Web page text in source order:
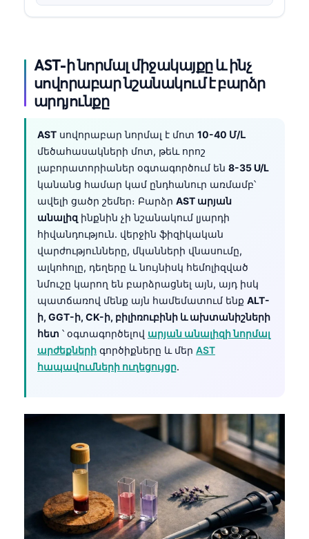
AST-ի նորմալ միջակայքը և ինչ
սովորաբար նշանակում է բարձր
արդյունքը
AST սովորաբար նորմալ է մոտ 10-40 Մ/Լ
մեծահասակների մոտ, թեև որոշ
լաբորատորիաներ օգտագործում են 8-35 U/L
կանանց համար կամ ընդհանուր առմամբ՝
ավելի ցածր շեմեր։ Բարձր AST արյան
անալիզ ինքնին չի նշանակում լյարդի
հիվանդություն. վերջին ֆիզիկական
վարժությունները, մկանների վնասումը,
ալկոհոլը, դեղերը և նույնիսկ հեմոլիզված
նմուշը կարող են բարձրացնել այն, այդ իսկ
պատճառով մենք այն համեմատում ենք ALT-
ի, GGT-ի, CK-ի, բիլիռուբինի և ախտանիշների
հետ ՝ օգտագործելով արյան անալիզի նորմալ
արժեքների գործիքները և մեր AST
հապավումների ուղեցույցը.